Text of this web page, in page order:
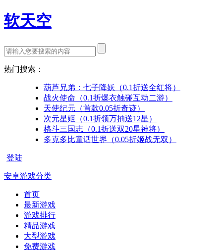
软天空
热门搜索：
葫芦兄弟：七子降妖（0.1折送全红将）
战火使命（0.1折爆衣触碰互动二游）
天使纪元（首款0.05折奇迹）
次元星姬（0.1折领万抽送12星）
格斗三国志（0.1折送双20星神将）
多克多比童话世界（0.05折姬战无双）
登陆
安卓游戏分类
首页
最新游戏
游戏排行
精品游戏
大型游戏
免费游戏